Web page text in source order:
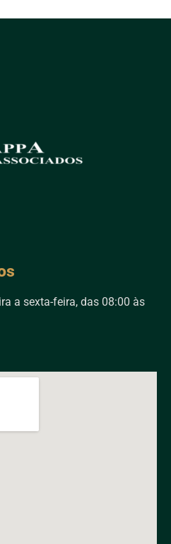
a sexta-feira, das 08:00 às